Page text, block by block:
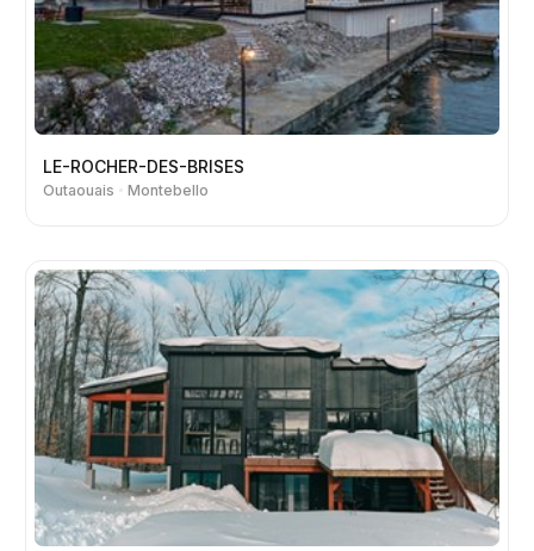
LE-ROCHER-DES-BRISES
Outaouais Montebello